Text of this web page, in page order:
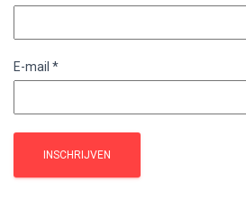
E-mail *